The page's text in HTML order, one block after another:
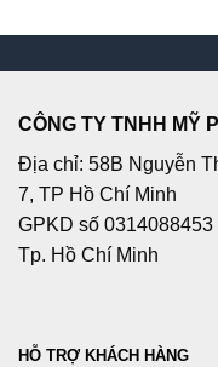
CÔNG TY TNHH MỸ
Địa chỉ: 58B Nguyễn
7, TP Hồ Chí Minh
GPKD số
Tp. Hồ Chí Minh
HỖ TRỢ KHÁCH HÀNG